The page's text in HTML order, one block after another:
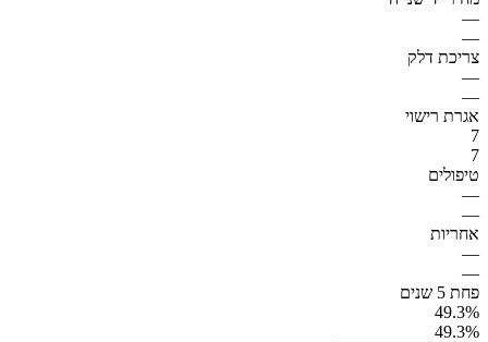
—
—
צריכת דלק
—
—
אגרת רישוי
7
7
טיפולים
—
—
אחריות
—
—
פחת 5 שנים
49.3%
49.3%